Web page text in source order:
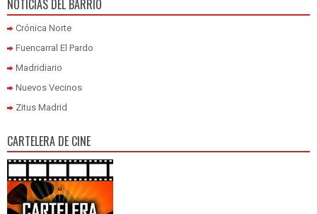
NOTICIAS DEL BARRIO
Crónica Norte
Fuencarral El Pardo
Madridiario
Nuevos Vecinos
Zitus Madrid
CARTELERA DE CINE